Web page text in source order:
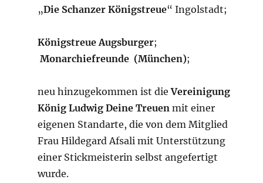
„Die Schanzer Königstreue“ Ingolstadt;
Königstreue Augsburger;
Monarchiefreunde (München);
neu hinzugekommen ist dieVereinigung
König Ludwig Deine Treuen mit einer
eigenen Standarte, die von dem Mitglied
Frau Hildegard Afsali mit Unterstützung
einer Stickmeisterin selbst angefertigt
wurde.